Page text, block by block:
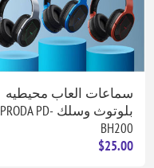
سماعات العاب محيطيه
بلوتوث وسلك PRODA PD-
BH200
$25.00